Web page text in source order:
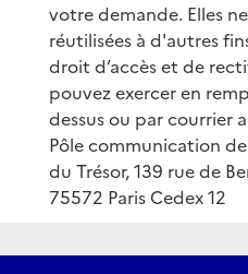
votre demande. Elles
réutilisées à d'autres
droit d’accès et de
pouvez exercer en
dessus ou par courrier
Pôle communication
du Trésor, 139 rue de
75572 Paris Cedex 12